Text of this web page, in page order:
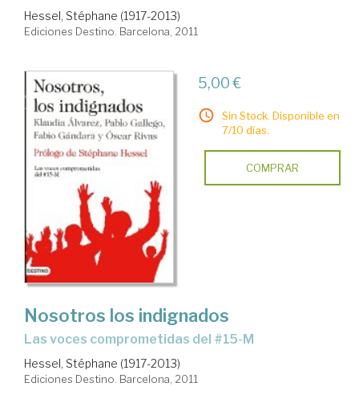
Hessel, Stéphane (1917-2013)
Ediciones Destino. Barcelona, 2011
5,00 €
Sin Stock. Disponible en
7/10 días.
COMPRAR
Nosotros los indignados
las voces comprometidas del #15-M
Hessel, Stéphane (1917-2013)
Ediciones Destino. Barcelona, 2011